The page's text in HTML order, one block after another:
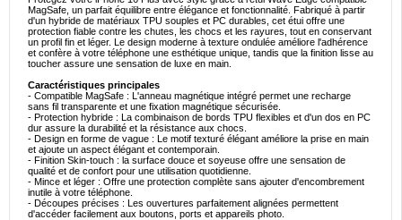
MagSafe, un parfait équilibre entre élégance et fonctionnalité. Fabriqué à partir
d'un hybride de matériaux TPU souples et PC durables, cet étui offre une
protection fiable contre les chutes, les chocs et les rayures, tout en conservant
un profil fin et léger. Le design moderne à texture ondulée améliore l'adhérence
et confère à votre téléphone une esthétique unique, tandis que la finition lisse au
toucher assure une sensation de luxe en main.
Caractéristiques principales
- Compatible MagSafe : L'anneau magnétique intégré permet une recharge
sans fil transparente et une fixation magnétique sécurisée.
- Protection hybride : La combinaison de bords TPU flexibles et d'un dos en PC
dur assure la durabilité et la résistance aux chocs.
- Design en forme de vague : Le motif texturé élégant améliore la prise en main
et ajoute un aspect élégant et contemporain.
- Finition Skin-touch : la surface douce et soyeuse offre une sensation de
qualité et de confort pour une utilisation quotidienne.
- Mince et léger : Offre une protection complète sans ajouter d'encombrement
inutile à votre téléphone.
- Découpes précises : Les ouvertures parfaitement alignées permettent
d'accéder facilement aux boutons, ports et appareils photo.